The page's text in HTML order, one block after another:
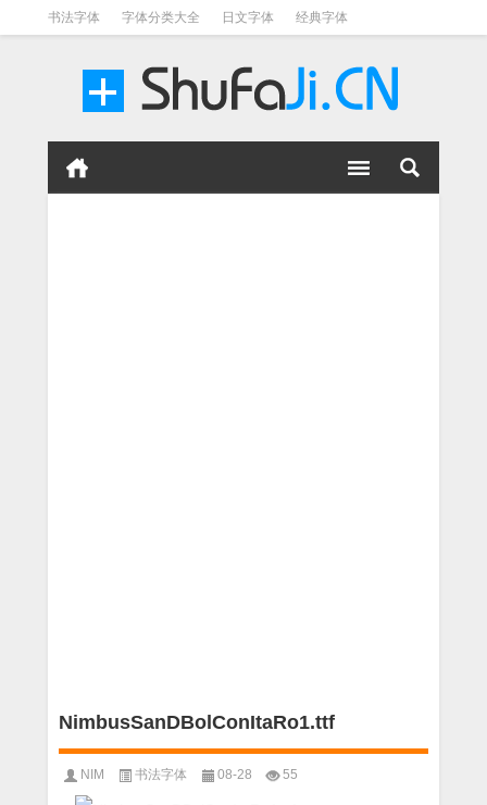
书法字体 字体分类大全 日文字体 经典字体
NimbusSanDBolConItaRo1.ttf
NIM 书法字体 08-28 55